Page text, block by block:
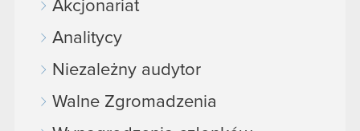
Akcjonariat
Analitycy
Niezależny audytor
Walne Zgromadzenia